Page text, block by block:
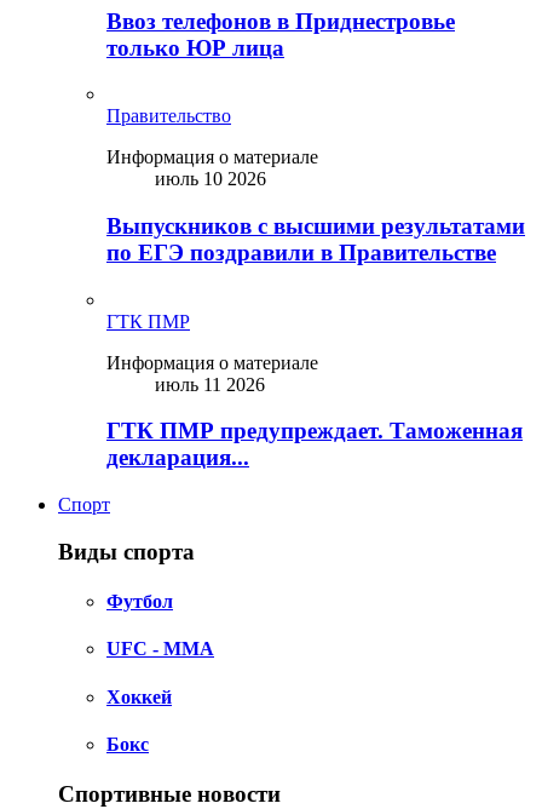
Ввоз телефонов в Приднестровье
только ЮР лица
Правительство
Информация о материале
июль 10 2026
Выпускников с высшими результатами
по ЕГЭ поздравили в Правительстве
ГТК ПМР
Информация о материале
июль 11 2026
ГТК ПМР предупреждает. Таможенная
декларация...
Спорт
Виды спорта
Футбол
UFC - MMA
Хоккей
Бокс
Спортивные новости